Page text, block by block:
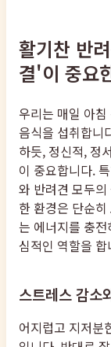
활기찬 반
결'이 중요
우리는 매일 아
음식을 섭취합니
하듯, 정신적, 정
이 중요합니다.
와 반려견 모두
한 환경은 단순
는 에너지를 충
심적인 역할을 합
스트레스 감소
어지럽고 지저분